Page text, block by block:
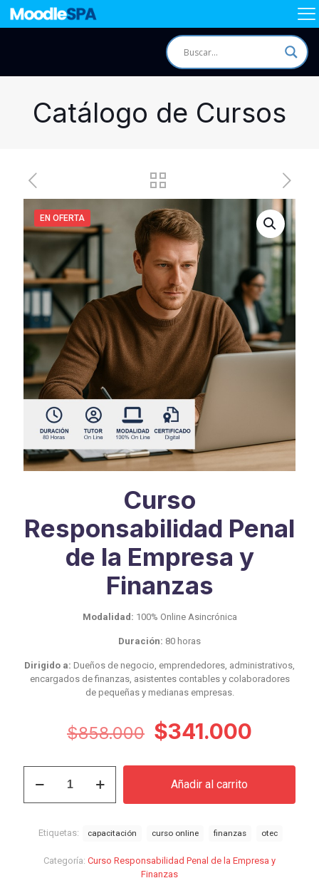
Catálogo de Cursos
EN OFERTA
Curso
Responsabilidad Penal
de la Empresa y
Finanzas
Modalidad: 100% Online Asincrónica
Duración: 80 horas
Dirigido a: Dueños de negocio, emprendedores, administrativos,
encargados de finanzas, asistentes contables y colaboradores
de pequeñas y medianas empresas.
$858.000 El
original
era:
$341.000
actual
Responsabilidad
Empresa
Finanzas
Añadir al carrito
Categoría: Curso Responsabilidad Penal de la Empresa y
Finanzas
Etiquetas: capacitación curso online finanzas otec